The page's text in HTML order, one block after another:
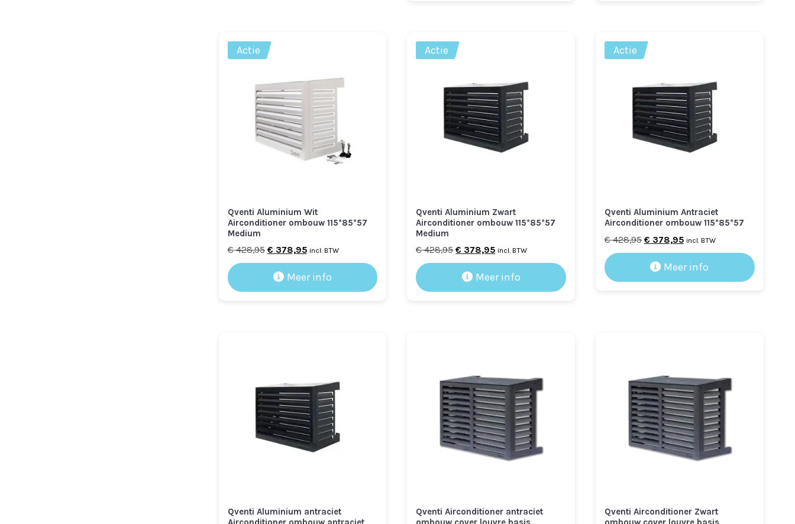
Actie
Qventi Aluminium Wit
Airconditioner ombouw 115*85*57
Medium
€428,95 Oorspronkelijke
prijs
was:
€ 428,95.
€ 378,95Huidige
prijs
is:
€ 378,95.
incl. BTW
Meer info
Actie
Qventi Aluminium Zwart
Airconditioner ombouw 115*85*57
Medium
€428,95 Oorspronkelijke
prijs
was:
€ 428,95.
€ 378,95Huidige
prijs
is:
€ 378,95.
incl. BTW
Meer info
Actie
Qventi Aluminium Antraciet
Airconditioner ombouw 115*85*57
€428,95 Oorspronkelijke
prijs
was:
€ 428,95.
€ 378,95Huidige
prijs
is:
€ 378,95.
incl. BTW
Meer info
Qventi Aluminium antraciet
Qventi Airconditioner antraciet
Qventi Airconditioner Zwart